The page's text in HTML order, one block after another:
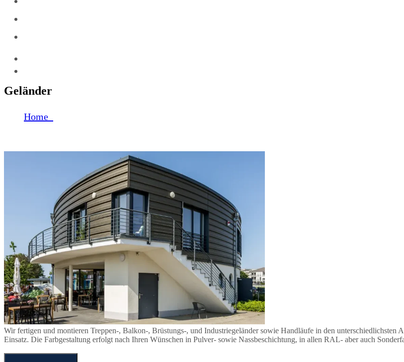
Geländer
Home
Wir fertigen und montieren Treppen-, Balkon-, Brüstungs-, und Industriegeländer sowie Handläufe in den
Einsatz. Die Farbgestaltung erfolgt nach Ihren Wünschen in Pulver- sowie Nassbeschichtung, in allen RAL- aber auch